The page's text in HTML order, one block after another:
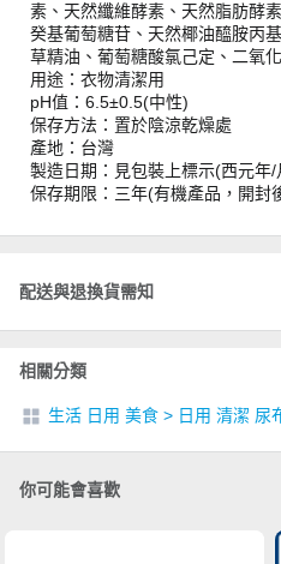
素、天然纖維酵素、天然脂肪酵
癸基葡萄糖苷、天然椰油醯胺丙
草精油、葡萄糖酸氯己定、二氧
用途：衣物清潔用
pH值：6.5±0.5(中性)
保存方法：置於陰涼乾燥處
產地：台灣
製造日期：見包裝上標示(西元年/
保存期限：三年(有機產品，開封
配送與退換貨需知
相關分類
生活 日用 美食 > 日用 清潔 尿
你可能會喜歡